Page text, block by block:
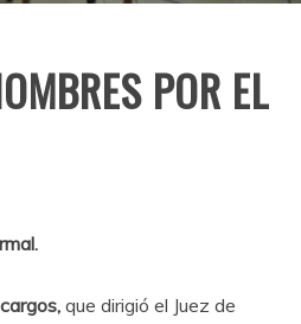
POR EL
que dirigió el Juez de